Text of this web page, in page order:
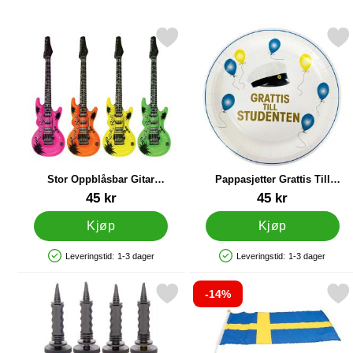
Stor Oppblåsbar Gitar
Neonfarget
Varenummer 85039
45 kr
Kjøp
Produkttilgjengelighet: På lager
Leveringstid: 1-3 dager
Merk stor Oppblåsbar Gitar Neonfarget som favoritt
Pappasjetter Grattis Till
Studenten 18 cm 8-pakning
Varenummer 90679
45 kr
Kjøp
Produkttilgjengelighet: På lager
Leveringstid: 1-3 dager
Merk pappasjetter Grattis Till
Merk ballongpumpe som favoritt
-14% Merk håndflagg